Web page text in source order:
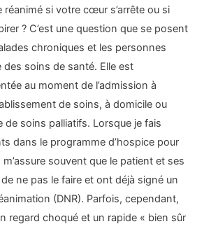
si votre cœur s’arrête ou si
? C’est une question que se posent
chroniques et les personnes
des soins de santé. Elle est
au moment de l’admission à
de soins, à domicile ou
de soins palliatifs. Lorsque je fais
dans le programme d’hospice pour
souvent que le patient et ses
ne pas le faire et ont déjà signé un
(DNR). Parfois, cependant,
regard choqué et un rapide « bien sûr